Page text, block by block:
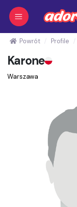
Powrót Profile
Karone
Warszawa